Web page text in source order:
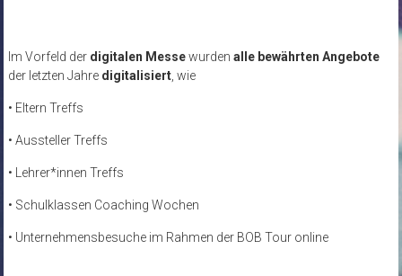
Im Vorfeld der digitalen Messewurden alle bewährten Angebote
der letzten Jahre digitalisiert, wie
• Eltern Treffs
• Aussteller Treffs
• Lehrer*innen Treffs
• Schulklassen Coaching Wochen
• Unternehmensbesuche im Rahmen der BOB Tour online